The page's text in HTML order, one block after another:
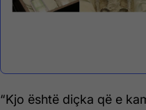
“Kjo është diçka që e